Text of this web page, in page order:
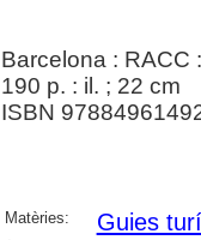
Barcelona : RACC
190 p. : il. ; 22 cm
ISBN
Matèries: Guies